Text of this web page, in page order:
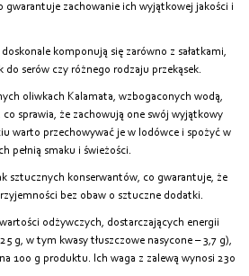
gwarantuje zachowanie ich wyjątkowej jakości i
komponują się zarówno z sałatkami,
serów czy różnego rodzaju przekąsek.
oliwkach Kalamata, wzbogaconych wodą,
sprawia, że zachowują one swój wyjątkowy
warto przechowywać je w lodówce i spożyć w
pełnią smaku i świeżości.
sztucznych konserwantów, co gwarantuje, że
bez obaw o sztuczne dodatki.
odżywczych, dostarczających energii
g, w tym kwasy tłuszczowe nasycone – 3,7 g),
100 g produktu. Ich waga z zalewą wynosi 230